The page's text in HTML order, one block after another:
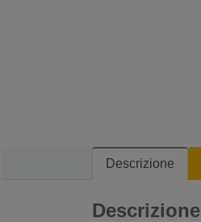
Descrizione
Descrizione